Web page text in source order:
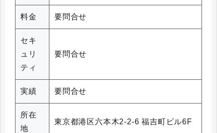
料金 要問合せ
セキ
ュリ
ティ
要問合せ
実績 要問合せ
所在
地
東京都港区六本木2-2-6 福吉町ビル6F